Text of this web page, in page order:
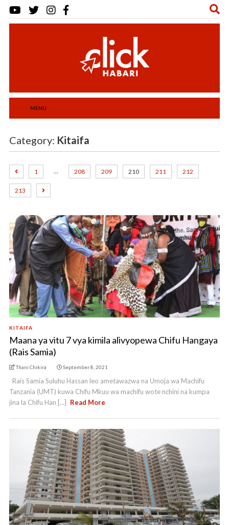
MENU
Category: Kitaifa
1 … 208 209 210 211 212
213
KITAIFA
Maana ya vitu 7 vya kimila alivyopewa Chifu Hangaya
(Rais Samia)
Thani Chikira September 8, 2021
Rais Samia Suluhu Hassan leo ametawazwa na Umoja wa Machifu
Tanzania (UMT) kuwa Chifu Mkuu wa machifu wote nchini na kumpa
jina la Chifu Han [...]
Read More